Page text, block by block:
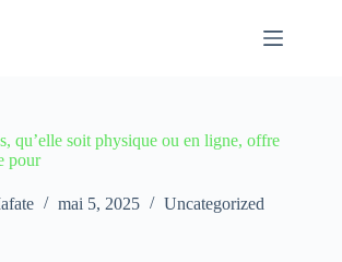
qu’elle soit physique ou en ligne, offre
pour
mai 5, 2025 Uncategorized